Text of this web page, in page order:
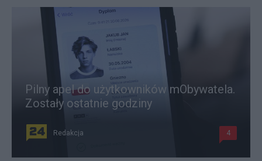
Pilny apel do użytkowników mObywatela.
Zostały ostatnie godziny
Redakcja 4